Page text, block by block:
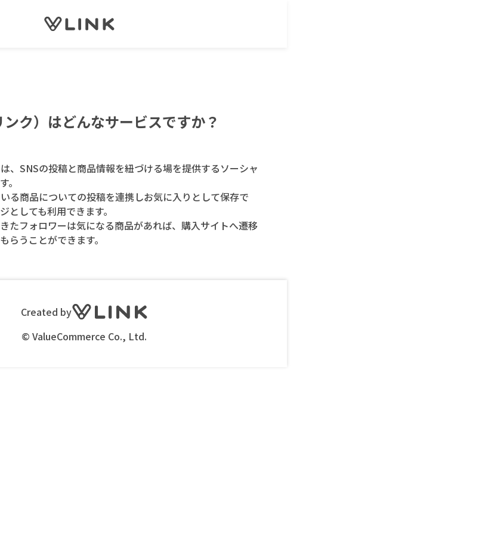
ク）はどんなサービスですか？
、SNSの投稿と商品情報を紐づける場を提供するソーシャ
。
る商品についての投稿を連携しお気に入りとして保存で
としても利用できます。
たフォロワーは気になる商品があれば、購入サイトへ遷移
らうことができます。
Created by
© ValueCommerce Co., Ltd.